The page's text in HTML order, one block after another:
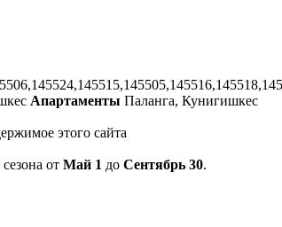
Апартаменты Паланга, Кунигишкес
этого сайта
от Май 1 до Сентябрь 30.